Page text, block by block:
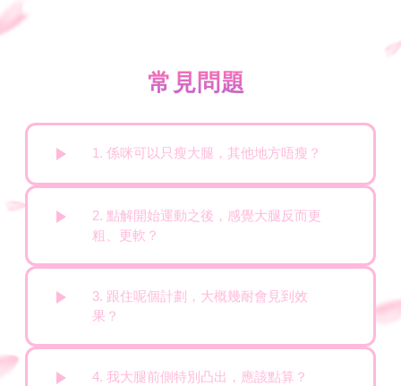
常見問題
1. 係咪可以只瘦大腿，其他地方唔瘦？
2. 點解開始運動之後，感覺大腿反而更
粗、更軟？
3. 跟住呢個計劃，大概幾耐會見到效
果？
4. 我大腿前側特別凸出，應該點算？